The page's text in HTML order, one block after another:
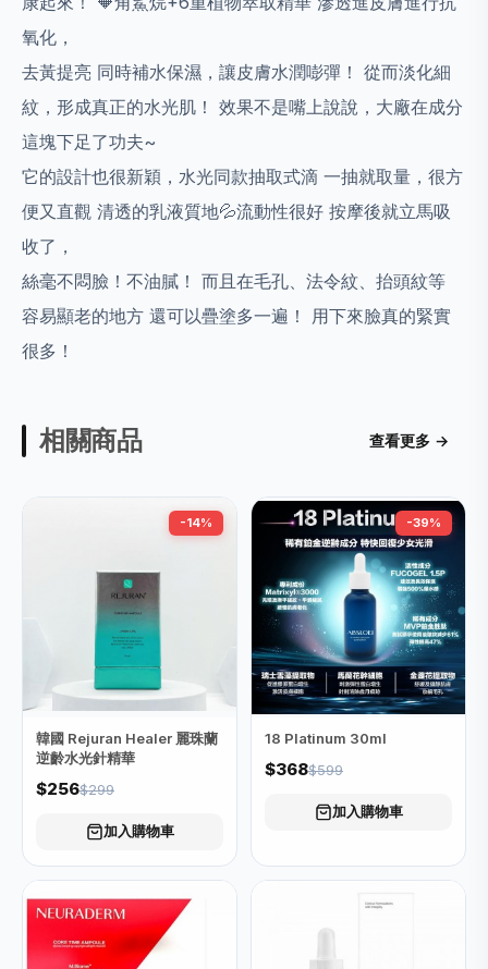
氧化，
去黃提亮 同時補水保濕，讓皮膚水潤嘭彈！ 從而淡化細
紋，形成真正的水光肌！ 效果不是嘴上說說，大廠在成分
這塊下足了功夫~
它的設計也很新穎，水光同款抽取式滴 一抽就取量，很方
便又直觀 清透的乳液質地💦流動性很好 按摩後就立馬吸
收了，
絲毫不悶臉！不油膩！ 而且在毛孔、法令紋、抬頭紋等
容易顯老的地方 還可以疊塗多一遍！ 用下來臉真的緊實
很多！
相關商品 查看更多 →
-14%
韓國 Rejuran Healer 麗珠蘭
逆齡水光針精華
$256$299
加入購物車
-39%
18 Platinum 30ml
$368$599
加入購物車